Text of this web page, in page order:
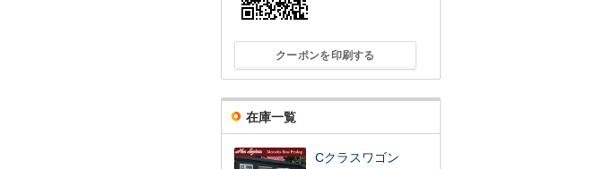
クーポンを印刷する
在庫一覧
Cクラスワゴン